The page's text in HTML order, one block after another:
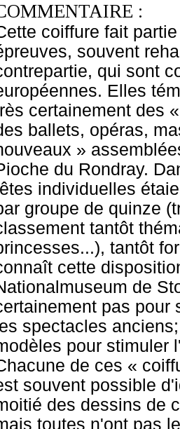
:
coiffure fait
souvent
qui sont
Elles
certainement des
ballets, opéras,
»
du Rondray.
individuelles
groupe de quinze
tantôt
tantôt
cette
de
pas pour
les spectacles
pour stimuler
de ces «
souvent possible
des dessins de
toutes n'ont pas